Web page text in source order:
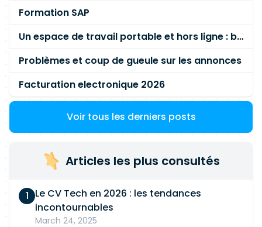
Formation SAP
Un espace de travail portable et hors ligne : besoin réel ou fausse bonne idée ?
Problèmes et coup de gueule sur les annonces
Facturation electronique 2026
Voir tous les derniers posts
Articles les plus consultés
Le CV Tech en 2026 : les tendances
incontournables
March 24, 2025